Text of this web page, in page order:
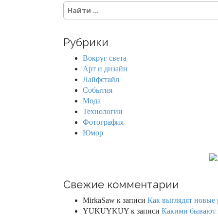
S
c
Рубрики
Вокруг света
Арт и дизайн
Лайфстайл
События
Мода
Технологии
Фотография
Юмор
Свежие комментарии
MirkaSaw к записи Как выглядят новые
YUKUYKUY к записи Какими бывают